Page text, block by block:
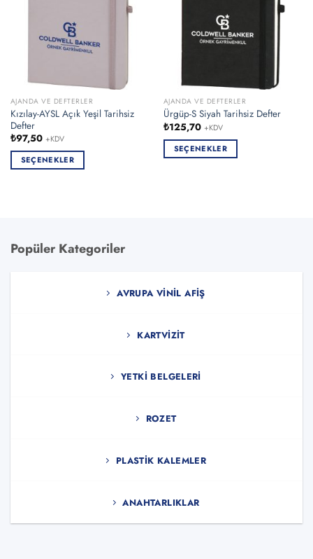
AJANDA VE DEFTERLER
Kızılay-AYSL Açık Yeşil Tarihsiz
Defter
₺97,50 +KDV
SEÇENEKLER
var.
AJANDA VE DEFTERLER
Ürgüp-S Siyah Tarihsiz Defter
₺125,70 +KDV
SEÇENEKLER
seçilebilir
Popüler Kategoriler
AVRUPA VINIL AFIŞ
KARTVIZIT
YETKI BELGELERI
ROZET
PLASTIK KALEMLER
ANAHTARLIKLAR